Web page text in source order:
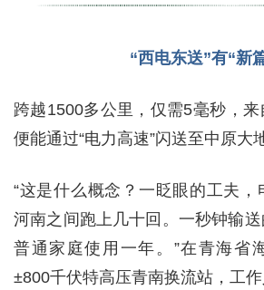
“西电东送”有“新
跨越1500多公里，仅需5毫秒，
便能通过“电力高速”闪送至中原大
“这是什么概念？一眨眼的工夫
河南之间跑上几十回。一秒钟输
普通家庭使用一年。”在青海省
±800千伏特高压青南换流站，工作